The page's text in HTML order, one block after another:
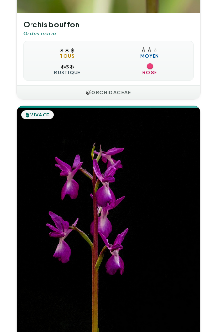
Orchis bouffon
Orchis morio
☀️☀️☀️
TOUS
💧 💧 💧
MOYEN
❄️❄️❄️
RUSTIQUE ROSE
🍃ORCHIDACEAE
🪴VIVACE